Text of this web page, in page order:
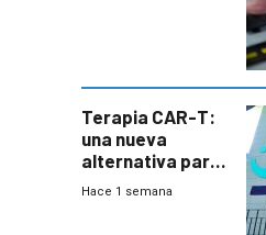
Terapia CAR-T:
una nueva
alternativa para
niños y
Hace 1 semana